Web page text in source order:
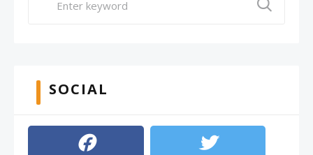
SOCIAL